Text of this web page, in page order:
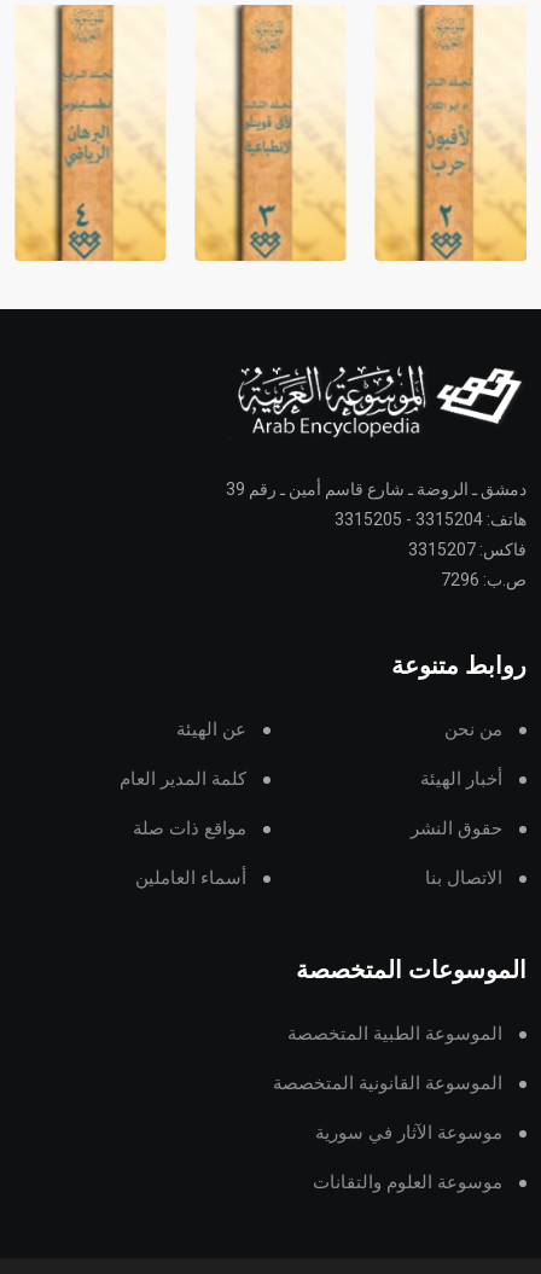
دمشق ـ الروضة ـ شارع قاسم أمين ـ رقم 39
هاتف: 3315204 - 3315205
فاكس: 3315207
ص.ب: 7296
روابط متنوعة
من نحن عن الهيئة
أخبار الهيئة كلمة المدير العام
حقوق النشر مواقع ذات صلة
الاتصال بنا أسماء العاملين
الموسوعات المتخصصة
الموسوعة الطبية المتخصصة
الموسوعة القانونية المتخصصة
موسوعة الآثار في سورية
موسوعة العلوم والتقانات